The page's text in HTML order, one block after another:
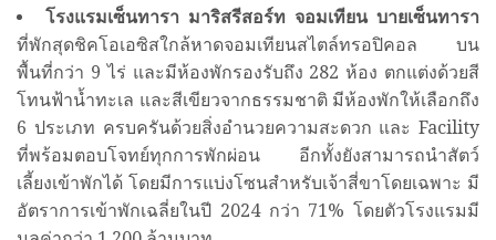
โรงแรมเซ็นทารา มาริสรีสอร์ท จอมเทียนบายเซ็นทารา
ที่พักสุดชิคโอเอซิสใกล้หาดจอมเทียนสไตล์ทรอปิคอล บน
พื้นที่กว่า 9 ไร่ และมีห้องพักรองรับถึง 282 ห้อง ตกแต่งด้วยสี
โทนฟ้าน้ำทะเล และสีเขียวจากธรรมชาติ มีห้องพักให้เลือกถึง
6 ประเภท ครบครันด้วยสิ่งอำนวยความสะดวก และ Facility
ที่พร้อมตอบโจทย์ทุกการพักผ่อน อีกทั้งยังสามารถนำสัตว์
เลี้ยงเข้าพักได้ โดยมีการแบ่งโซนสำหรับเจ้าสี่ขาโดยเฉพาะ มี
อัตราการเข้าพักเฉลี่ยในปี 2024 กว่า 71% โดยตัวโรงแรมมี